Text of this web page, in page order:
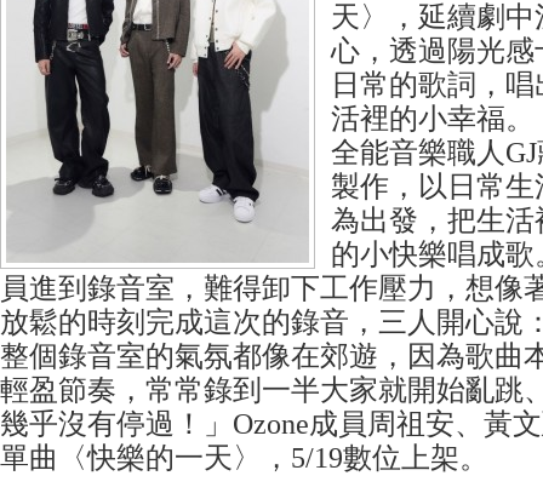
天〉，延續劇
心，透過陽光
日常的歌詞，
活裡的小幸福
全能音樂職人
製作，以日常
為出發，把生
的小快樂唱成歌
員進到錄音室，難得卸下工作壓力，想像
放鬆的時刻完成這次的錄音，三人開心說
整個錄音室的氣氛都像在郊遊，因為歌曲
輕盈節奏，常常錄到一半大家就開始亂跳
幾乎沒有停過！」Ozone成員周祖安、黃
單曲〈快樂的一天〉，5/19數位上架。